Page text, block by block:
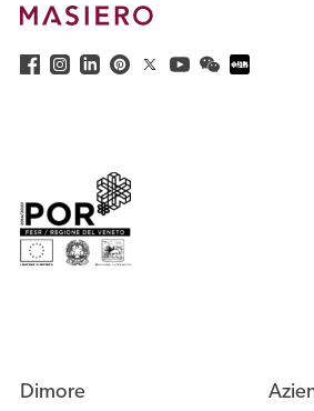
Dimore